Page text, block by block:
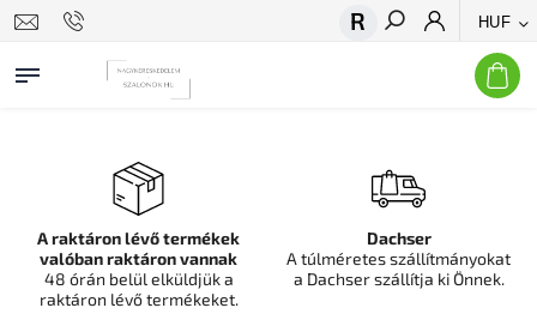
HUF
Keresés
A raktáron lévő termékek
valóban raktáron vannak
48 órán belül elküldjük a
raktáron lévő termékeket.
Dachser
A túlméretes szállítmányokat
a Dachser szállítja ki Önnek.